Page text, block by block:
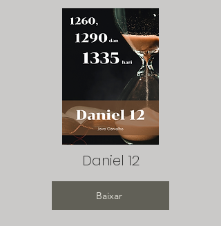
Daniel 12
Baixar